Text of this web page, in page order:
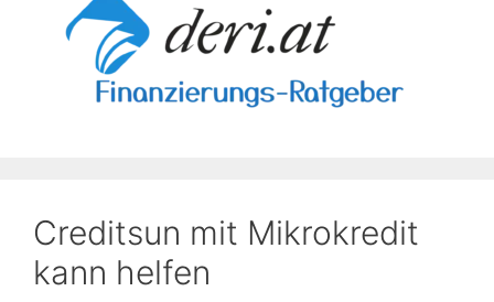
Creditsun mit Mikrokredit
kann helfen